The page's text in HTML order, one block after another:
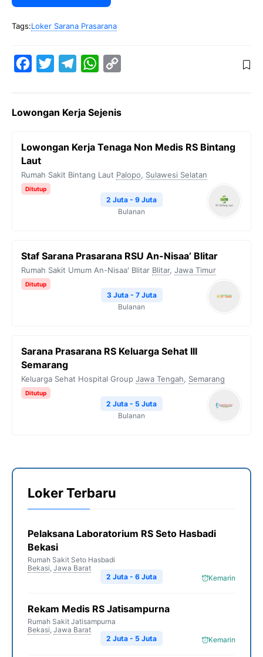
Tags:Loker Sarana Prasarana
e
o
k
t
e
e
r
a
W
t
A
p
y
i
n
Lowongan Kerja Sejenis
Lowongan Kerja Tenaga Non Medis RS Bintang
Laut
Rumah Sakit Bintang Laut Palopo, Sulawesi Selatan
Ditutup
2 Juta - 9 Juta
Bulanan
Staf Sarana Prasarana RSU An-Nisaa’ Blitar
Rumah Sakit Umum An-Nisaa' Blitar Blitar, Jawa Timur
Ditutup
3 Juta - 7 Juta
Bulanan
Sarana Prasarana RS Keluarga Sehat III
Semarang
Keluarga Sehat Hospital Group Jawa Tengah, Semarang
Ditutup
2 Juta - 5 Juta
Bulanan
Loker Terbaru
Pelaksana Laboratorium RS Seto Hasbadi
Bekasi
Rumah Sakit Seto Hasbadi
Bekasi, Jawa Barat
Kemarin
2 Juta - 6 Juta
Rekam Medis RS Jatisampurna
Rumah Sakit Jatisampurna
Bekasi, Jawa Barat
Kemarin
2 Juta - 5 Juta